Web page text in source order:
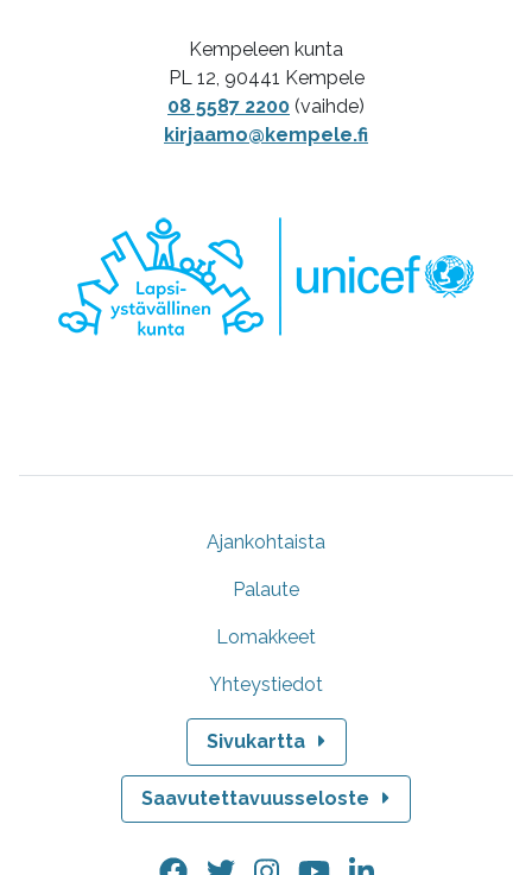
Kempeleen kunta
PL 12, 90441 Kempele
08 5587 2200 (vaihde)
kirjaamo@kempele.fi
Ajankohtaista
Palaute
Lomakkeet
Yhteystiedot
Sivukartta
Saavutettavuusseloste